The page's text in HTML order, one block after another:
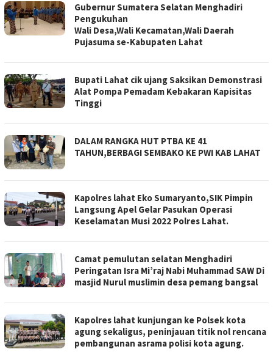
Gubernur Sumatera Selatan Menghadiri
Pengukuhan
Wali Desa,Wali Kecamatan,Wali Daerah
Pujasuma se-Kabupaten Lahat
Bupati Lahat cik ujang Saksikan Demonstrasi
Alat Pompa Pemadam Kebakaran Kapisitas
Tinggi
DALAM RANGKA HUT PTBA KE 41
TAHUN,BERBAGI SEMBAKO KE PWI KAB LAHAT
Kapolres lahat Eko Sumaryanto,SIK Pimpin
Langsung Apel Gelar Pasukan Operasi
Keselamatan Musi 2022 Polres Lahat.
Camat pemulutan selatan Menghadiri
Peringatan Isra Mi’raj Nabi Muhammad SAW Di
masjid Nurul muslimin desa pemang bangsal
Kapolres lahat kunjungan ke Polsek kota
agung sekaligus, peninjauan titik nol rencana
pembangunan asrama polisi kota agung.